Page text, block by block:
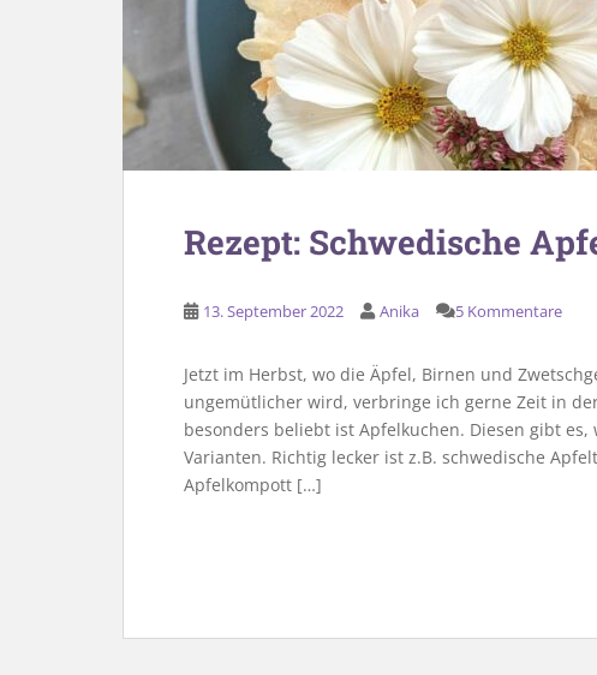
Rezept: Schwedische
13. September 2022 Anika 5 Kommentare
Jetzt im Herbst, wo die Äpfel, Birnen und
ungemütlicher wird, verbringe ich gerne Zeit in
besonders beliebt ist Apfelkuchen. Diesen gibt
Varianten. Richtig lecker ist z.B. schwedische
Apfelkompott […]